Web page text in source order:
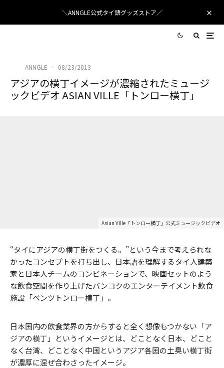
＼ANNGLE公式タイ語グッズストア／
ANNGLE · 08/23/2013
アジアの横丁イメージが濃縮されたミュージ
ックビデオ ASIAN VILLE「トンロー横丁」
Asian Ville「トンロー横丁」公式ミュージックビデオ
“タイにアジアの横丁街をつくる。”という今まで考えられな
かったコンセプトを打ち出し、日本語を理解するタイ人建築
家と日本人チームのコンビネーションで、映画セットのよう
な飲食空間を作り上げたバンコクのエンターテイメント飲食
施設「ベンツトンロー横丁」。
日本国内の飲食業界の方からすると全く想像もつかない「ア
ジアの横丁」というイメージとは、どことなく日本、どこと
なく台湾、どことなく中国というアジア各国の土臭い横丁街
が濃厚に混ぜ合わさったイメージ。